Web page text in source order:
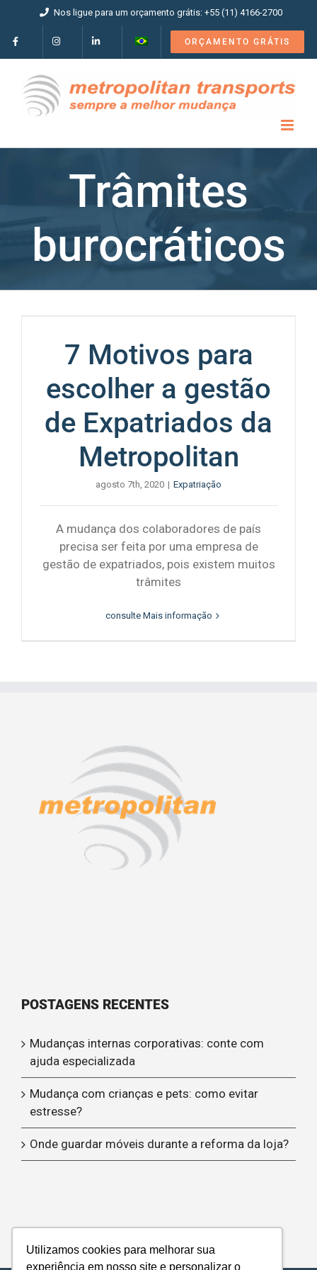
Utilizamos cookies para melhorar sua
experiência em nosso site e personalizar o
conteúdo
Nos ligue para um orçamento grátis: +55 (11) 4166-2700
ORÇAMENTO GRÁTIS
Trâmites
burocráticos
7 Motivos para
escolher a gestão
de Expatriados da
Metropolitan
agosto 7th, 2020 | Expatriação
A mudança dos colaboradores de país
precisa ser feita por uma empresa de
gestão de expatriados, pois existem muitos
trâmites
consulte Mais informação
POSTAGENS RECENTES
Mudanças internas corporativas: conte com
ajuda especializada
Mudança com crianças e pets: como evitar
estresse?
Onde guardar móveis durante a reforma da loja?